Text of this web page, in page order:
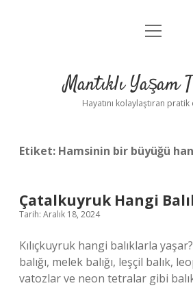
Anasayfa
Yasal Uyarı
menüyü
Mantıklı Yaşam
Hayatını kolaylaştıran
Etiket: Hamsinin bir büyüğü
Çatalkuyruk Hangi
Tarih: Aralık 18, 2024
Kılıçkuyruk hangi balıklarla
balığı, melek balığı, leşçil balık,
vatozlar ve neon tetralar gibi